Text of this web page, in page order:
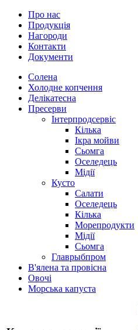
Про нас
Продукція
Нагороди
Контакти
Документи
Солена
Холодне копчення
Делікатесна
Пресерви
Інтерпродсервіс
Кілька
Ікра мойви
Сьомга
Оселедець
Мідії
Кусто
Салати
Оселедець
Кілька
Морепродукти
Мідії
Сьомга
Главрыбпром
В'ялена та провісна
Овочі
Морська капуста